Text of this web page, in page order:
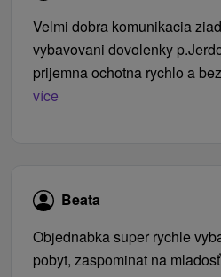
Velmi dobra komunikacia
vybavovani dovolenky
prijemna ochotna rychlo a
více
Beata
Objednabka super rychle
pobyt, zaspominat na